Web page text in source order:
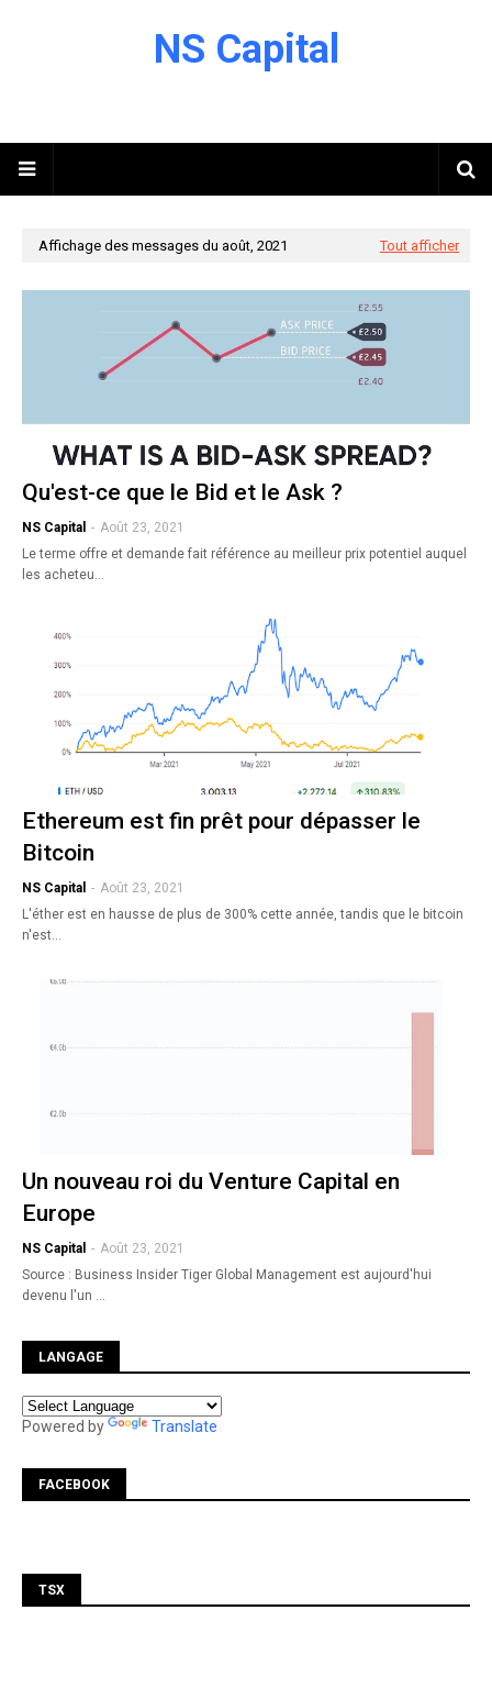
NS Capital
Affichage des messages du août, 2021 Tout afficher
Qu'est-ce que le Bid et le Ask ?
NS Capital - Août 23, 2021
Le terme offre et demande fait référence au meilleur prix potentiel auquel
les acheteu…
Ethereum est fin prêt pour dépasser le
Bitcoin
NS Capital - Août 23, 2021
L'éther est en hausse de plus de 300% cette année, tandis que le bitcoin
n'est…
Un nouveau roi du Venture Capital en
Europe
NS Capital - Août 23, 2021
Source : Business Insider Tiger Global Management est aujourd'hui
devenu l'un …
LANGAGE
Powered by Translate
FACEBOOK
TSX